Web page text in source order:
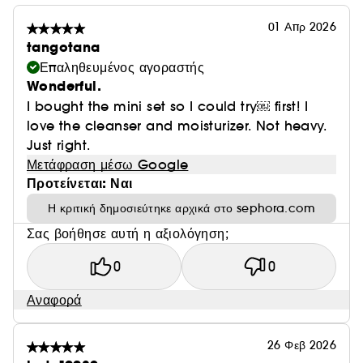
Μη κολλώδης τζελ υφή που λιώνει στο δέρμα,
σφραγίζει την υγρασία και γεμίζει την όψη των λεπτών
γραμμών για ελαστικά και λεία χείλη.
01 Απρ 2026
tangotana
Επαληθευμένος αγοραστής
Wonderful.
I bought the mini set so I could try￼ first! I
love the cleanser and moisturizer. Not heavy.
Just right.
Μετάφραση μέσω Google
Προτείνεται: Ναι
Η κριτική δημοσιεύτηκε αρχικά στο sephora.com
Σας βοήθησε αυτή η αξιολόγηση;
0 0
Αναφορά
26 Φεβ 2026